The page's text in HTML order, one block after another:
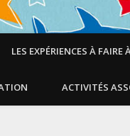
LES EXPÉRIENCES À
ACTIVITÉS